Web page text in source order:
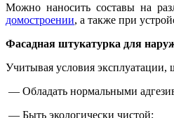
Можно наносить составы на
домостроении, а также при
Фасадная штукатурка для
Учитывая условия эксплуатации,
— Обладать нормальными
— Быть экологически чистой;